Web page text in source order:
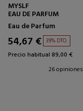
MYSLF
EAU DE PARFUM
Eau de Parfum
54,67 € 39% DTO.
Precio habitual 89,00 €
26 opiniones